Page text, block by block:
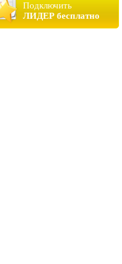
Подключить
ЛИДЕР бесплатно